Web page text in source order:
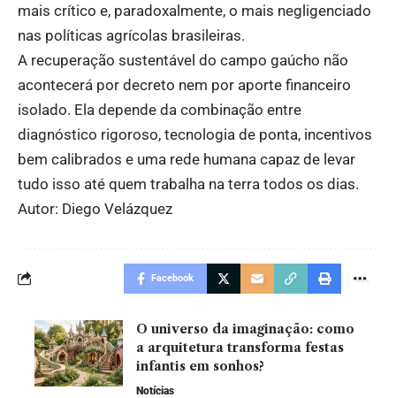
mais crítico e, paradoxalmente, o mais negligenciado
nas políticas agrícolas brasileiras.
A recuperação sustentável do campo gaúcho não
acontecerá por decreto nem por aporte financeiro
isolado. Ela depende da combinação entre
diagnóstico rigoroso, tecnologia de ponta, incentivos
bem calibrados e uma rede humana capaz de levar
tudo isso até quem trabalha na terra todos os dias.
Autor: Diego Velázquez
Facebook
O universo da imaginação: como
a arquitetura transforma festas
infantis em sonhos?
Notícias